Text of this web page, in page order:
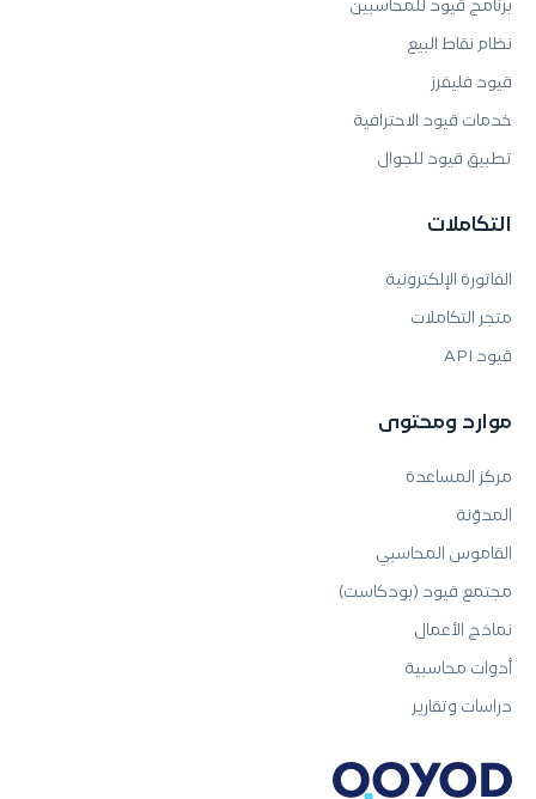
برنامج قيود للمحاسبين
نظام نقاط البيع
قيود فليفرز
خدمات قيود الاحترافية
تطبيق قيود للجوال
التكاملات
الفاتورة الإلكترونية
متجر التكاملات
قيود API
موارد ومحتوى
مركز المساعدة
المدوّنة
القاموس المحاسبي
مجتمع قيود (بودكاست)
نماذج الأعمال
أدوات محاسبية
دراسات وتقارير